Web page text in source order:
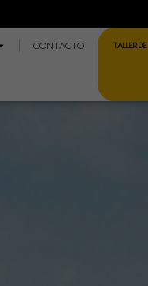
CONTACTO TALLER